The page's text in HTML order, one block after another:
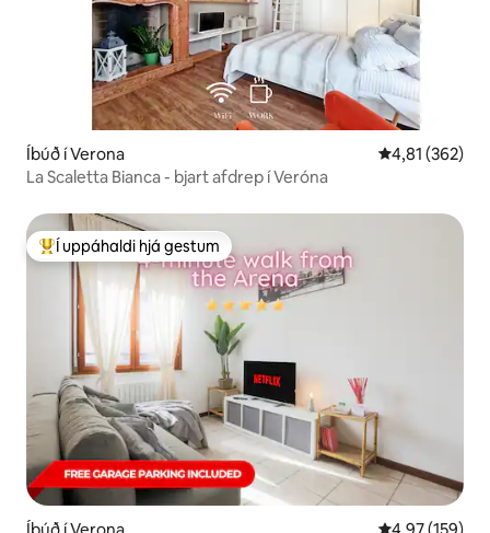
Íbúð í Verona 4,81 af 5 í
4,81 (362)
La Scaletta Bianca - bjart afdrep í Veróna
Í mestu uppáhaldi hjá gestum
Í uppáhaldi hjá gestum